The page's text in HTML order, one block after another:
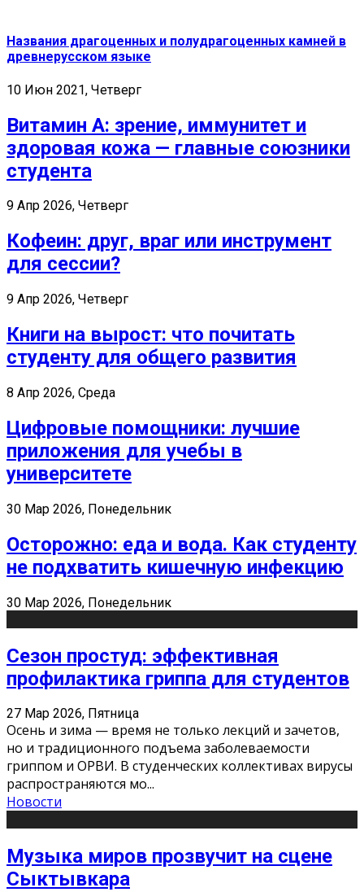
Названия драгоценных и полудрагоценных камней в
древнерусском языке
10 Июн 2021, Четверг
Витамин А: зрение, иммунитет и
здоровая кожа — главные союзники
студента
9 Апр 2026, Четверг
Кофеин: друг, враг или инструмент
для сессии?
9 Апр 2026, Четверг
Книги на вырост: что почитать
студенту для общего развития
8 Апр 2026, Среда
Цифровые помощники: лучшие
приложения для учебы в
университете
30 Мар 2026, Понедельник
Осторожно: еда и вода. Как студенту
не подхватить кишечную инфекцию
30 Мар 2026, Понедельник
Сезон простуд: эффективная
профилактика гриппа для студентов
27 Мар 2026, Пятница
Осень и зима — время не только лекций и зачетов,
но и традиционного подъема заболеваемости
гриппом и ОРВИ. В студенческих коллективах вирусы
распространяются мо...
Новости
Музыка миров прозвучит на сцене
Сыктывкара